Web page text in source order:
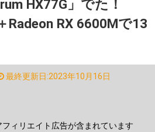
HX77G」でた！
Radeon RX 6600Mで13
最終更新日:2023年10月16日
ィリエイト広告が含まれています